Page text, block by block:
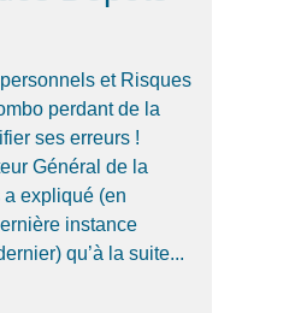
et Risques
perdant de la
ses erreurs !
Général de la
expliqué (en
instance
qu’à la suite...